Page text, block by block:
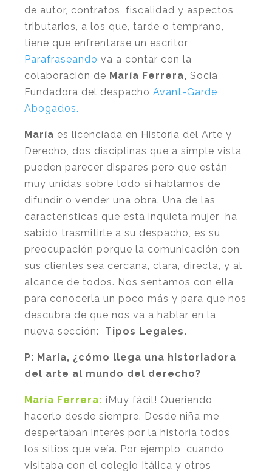
de autor, contratos, fiscalidad y aspectos
tributarios, a los que, tarde o temprano,
tiene que enfrentarse un escritor,
Parafraseando va a contar con la
colaboración de María Ferrera, Socia
Fundadora del despacho Avant-Garde
Abogados.
María es licenciada en Historia del Arte y
Derecho, dos disciplinas que a simple vista
pueden parecer dispares pero que están
muy unidas sobre todo si hablamos de
difundir o vender una obra. Una de las
características que esta inquieta mujer ha
sabido trasmitirle a su despacho, es su
preocupación porque la comunicación con
sus clientes sea cercana, clara, directa, y al
alcance de todos. Nos sentamos con ella
para conocerla un poco más y para que nos
descubra de que nos va a hablar en la
nueva sección: Tipos Legales.
P: María, ¿cómo llega una historiadora
del arte al mundo del derecho?
María Ferrera: ¡Muy fácil! Queriendo
hacerlo desde siempre. Desde niña me
despertaban interés por la historia todos
los sitios que veía. Por ejemplo, cuando
visitaba con el colegio Itálica y otros